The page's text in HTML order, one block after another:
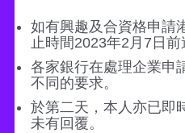
如有興趣及合資格申請
止時間2023年2月7日前
各家銀行在處理企業申
不同的要求。
於第二天，本人亦已即
未有回覆。